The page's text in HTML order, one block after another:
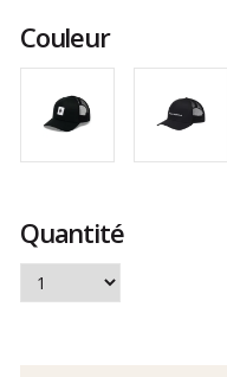
clients
5
sur
5
Couleur
Quantité